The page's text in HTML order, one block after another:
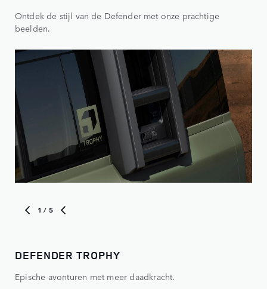
Ontdek de stijl van de Defender met onze prachtige
beelden.
1 / 5
DEFENDER TROPHY
Epische avonturen met meer daadkracht.